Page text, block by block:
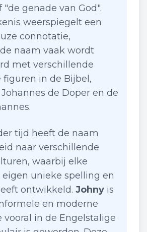
genade van God".
weerspiegelt een
connotatie,
naam vaak wordt
met verschillende
figuren in de Bijbel,
de Doper en de
tijd heeft de naam
naar verschillende
waarbij elke
unieke spelling en
ontwikkeld. Johny is
en moderne
vooral in de Engelstalige